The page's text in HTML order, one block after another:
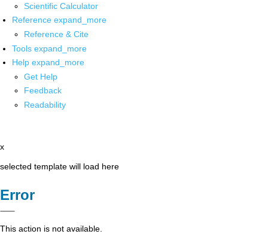
Scientific Calculator
Reference expand_more
Reference & Cite
Tools expand_more
Help expand_more
Get Help
Feedback
Readability
x
selected template will load here
Error
This action is not available.